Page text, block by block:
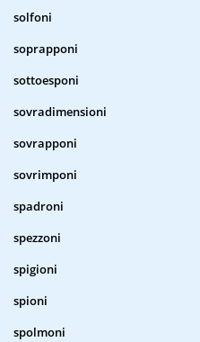
solfoni
soprapponi
sottoesponi
sovradimensioni
sovrapponi
sovrimponi
spadroni
spezzoni
spigioni
spioni
spolmoni